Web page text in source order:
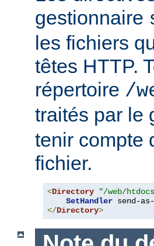
gestionnaire
les fichiers
têtes HTTP.
répertoire /
traités par le
tenir compte
fichier.
<Directory "/web/
SetHandler
</Directory>